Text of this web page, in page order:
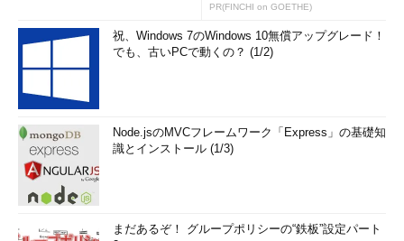
PR(FINCHI on GOETHE)
祝、Windows 7のWindows 10無償アップグレード！
でも、古いPCで動くの？ (1/2)
Node.jsのMVCフレームワーク「Express」の基礎知
識とインストール (1/3)
まだあるぞ！ グループポリシーの“鉄板”設定パート